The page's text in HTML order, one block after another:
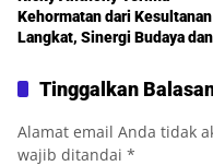
Kehormatan dari Kesultanan
Langkat, Sinergi Budaya dan
Diperkuat
Tinggalkan
Alamat email Anda tidak
wajib ditandai *